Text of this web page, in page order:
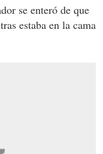
se enteró de que
estaba en la cama